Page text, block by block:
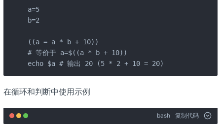
a=5
b=2
((a = a * b + 10))
# 等价于 a=$((a * b + 10))
echo $a # 输出 20 (5 * 2 + 10 = 20)
在循环和判断中使用示例
bash 复制代码